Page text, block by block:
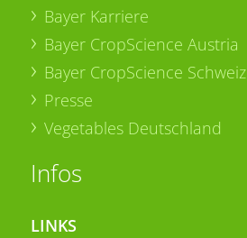
Bayer Karriere
Bayer CropScience Austria
Bayer CropScience Schweiz
Presse
Vegetables Deutschland
Infos
LINKS